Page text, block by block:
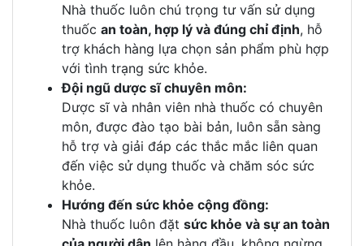
Nhà thuốc luôn chú trọng tư vấn sử dụng
thuốc an toàn, hợp lý và đúng chỉ định, hỗ
trợ khách hàng lựa chọn sản phẩm phù hợp
với tình trạng sức khỏe.
Đội ngũ dược sĩ chuyên môn:
Dược sĩ và nhân viên nhà thuốc có chuyên
môn, được đào tạo bài bản, luôn sẵn sàng
hỗ trợ và giải đáp các thắc mắc liên quan
đến việc sử dụng thuốc và chăm sóc sức
khỏe.
Hướng đến sức khỏe cộng đồng:
Nhà thuốc luôn đặt sức khỏe và sự an toàn